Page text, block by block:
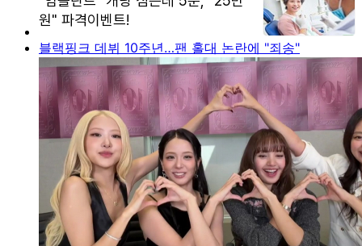
블랙핑크 데뷔 10주년…팬 홀대 논란에 "죄송"